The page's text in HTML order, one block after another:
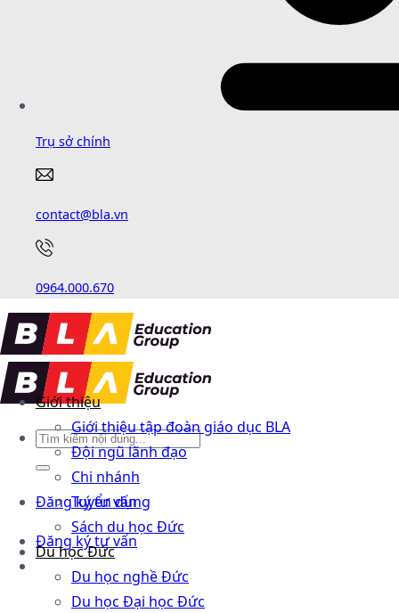
Trụ sở chính
contact@bla.vn
0964.000.670
Đăng ký tư vấn
Đăng ký tư vấn
Giới thiệu
Giới thiệu tập đoàn giáo dục BLA
Đội ngũ lãnh đạo
Chi nhánh
Tuyển dụng
Sách du học Đức
Du học Đức
Du học nghề Đức
Du học Đại học Đức